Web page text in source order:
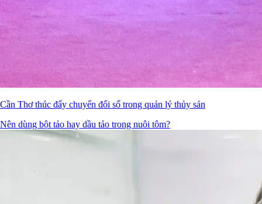
Cần Thơ thúc đẩy chuyển đổi số trong quản lý thủy sản
Nên dùng bột tảo hay dầu tảo trong nuôi tôm?